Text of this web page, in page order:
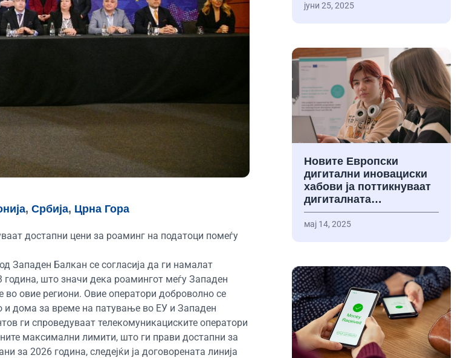
, Србија, Црна Гора
достапни цени за роаминг на податоци помеѓу
Западен Балкан се согласија да ги намалат
година, што значи дека роамингот меѓу Западен
во овие региони. Овие оператори доброволно се
и дома за време на патување во ЕУ и Западен
ги спроведуваат телекомуникациските оператори
максимални лимити, што ги прави достапни за
2026 година, следејќи ја договорената линија
јуни 25, 2025
Новите Европски
дигитални иновациски
хабови ја поттикнуваат
дигиталната…
мај 14, 2025